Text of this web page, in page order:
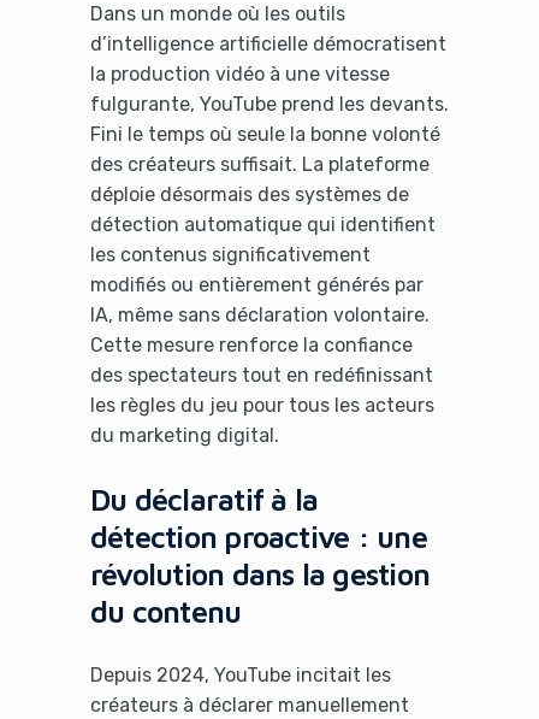
Dans un monde où les outils
d’intelligence artificielle démocratisent
la production vidéo à une vitesse
fulgurante, YouTube prend les devants.
Fini le temps où seule la bonne volonté
des créateurs suffisait. La plateforme
déploie désormais des systèmes de
détection automatique qui identifient
les contenus significativement
modifiés ou entièrement générés par
IA, même sans déclaration volontaire.
Cette mesure renforce la confiance
des spectateurs tout en redéfinissant
les règles du jeu pour tous les acteurs
du marketing digital.
Du déclaratif à la
détection proactive : une
révolution dans la gestion
du contenu
Depuis 2024, YouTube incitait les
créateurs à déclarer manuellement